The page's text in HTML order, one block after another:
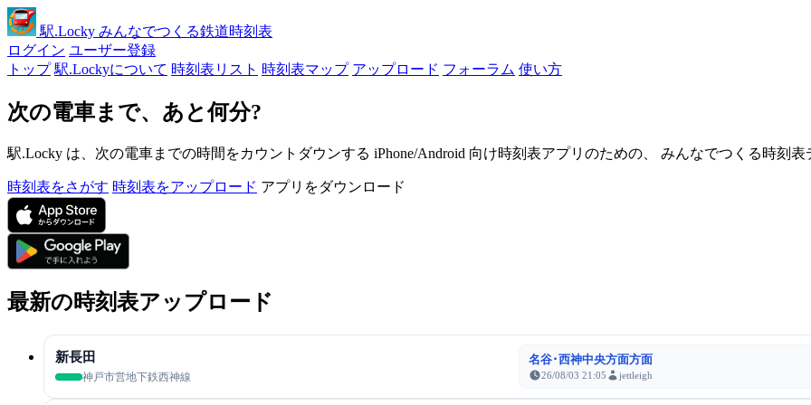
駅.Locky みんなでつくる鉄道時刻表
ログイン ユーザー登録
トップ 駅.Lockyについて 時刻表リスト 時刻表マップ アップロード フォーラム 使い方
次の電車まで、あと何分?
駅.Locky は、次の電車までの時間をカウントダウンする iPhone/Android 向け時刻表アプリのための、 みんなでつくる時刻表
時刻表をさがす 時刻表をアップロード アプリをダウンロード
最新の時刻表アップロード
新長田
神戸市営地下鉄西神線
名谷･西神中央方面方面
26/08/03 21:05 jettleigh